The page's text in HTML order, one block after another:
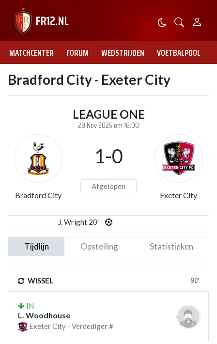
MATCHCENTER FORUM WEDSTRIJDEN VOETBALPOOL
Bradford City - Exeter City
LEAGUE ONE
29 Nov 2025 om 16:00
Bradford City
1-0
Afgelopen
Exeter City
J. Wright 20'
Tijdlijn Opstelling Statistieken
WISSEL 90'
IN
L. Woodhouse
Exeter City - Verdediger #